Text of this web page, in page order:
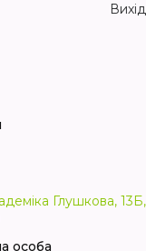
Глушкова, 13Б,